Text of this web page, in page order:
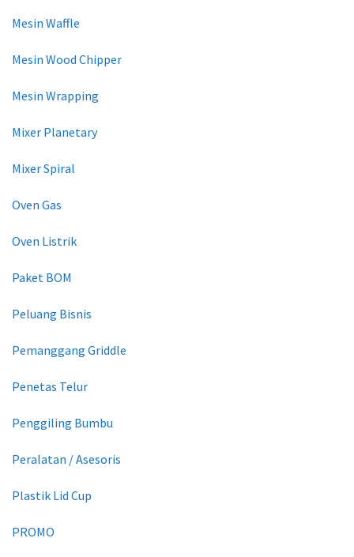
Mesin Waffle
Mesin Wood Chipper
Mesin Wrapping
Mixer Planetary
Mixer Spiral
Oven Gas
Oven Listrik
Paket BOM
Peluang Bisnis
Pemanggang Griddle
Penetas Telur
Penggiling Bumbu
Peralatan / Asesoris
Plastik Lid Cup
PROMO